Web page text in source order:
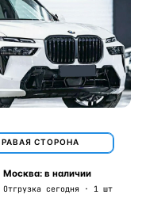
СТОРОНА
Москва: в наличии
Отгрузка сегодня · 1 шт